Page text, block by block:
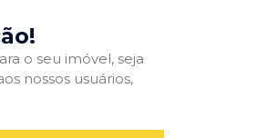
o seu imóvel, seja
nossos usuários,